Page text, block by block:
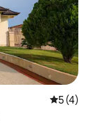
Scor
5 (4)